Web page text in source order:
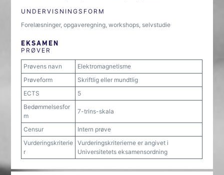
UNDERVISNINGSFORM
Forelæsninger, opgaveregning, workshops, selvstudie
EKSAMEN
PRØVER
Prøvens navn
Elektromagnetisme
Prøveform
Skriftlig eller mundtlig
ECTS
5
Bedømmelsesfor
m
7-trins-skala
Censur
Intern prøve
Vurderingskriterie
r
Vurderingskriterierne er angivet i
Universitetets eksamensordning